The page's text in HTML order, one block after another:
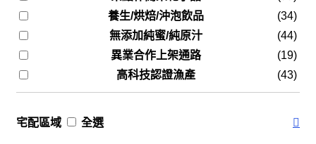
養生/烘焙/沖泡飲品
(34)
無添加純蜜/純原汁
(44)
異業合作上架通路
(19)
高科技認證漁產
(43)
宅配區域 全選